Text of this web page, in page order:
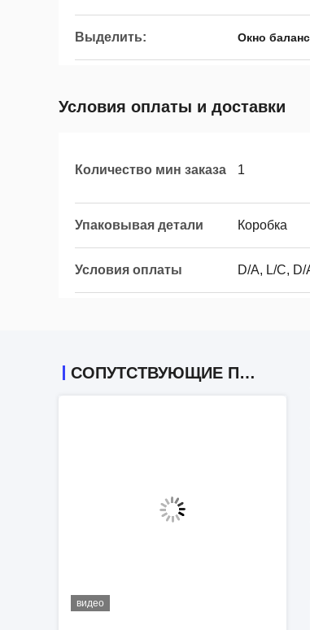
Выделить: Окно
Условия оплаты и доставки
Количество мин заказа 1
Упаковывая детали Коробка
Условия оплаты D/A, L/C, D/
СОПУТСТВУЮЩИЕ ПРОДУКТЫ
видео